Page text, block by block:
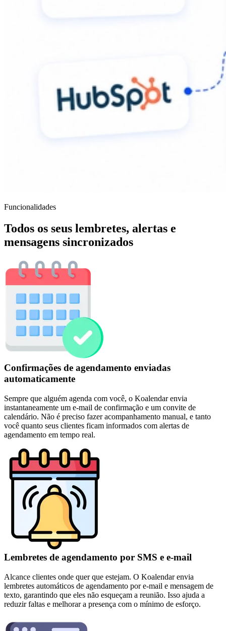
Funcionalidades
Todos os seus lembretes, alertas e
mensagens sincronizados
Confirmações de agendamento enviadas
automaticamente
Sempre que alguém agenda com você, o Koalendar envia
instantaneamente um e-mail de confirmação e um convite de
calendário. Não é preciso fazer acompanhamento manual, e tanto
você quanto seus clientes ficam informados com alertas de
agendamento em tempo real.
Lembretes de agendamento por SMS e e-mail
Alcance clientes onde quer que estejam. O Koalendar envia
lembretes automáticos de agendamento por e-mail e mensagem de
texto, garantindo que eles não esqueçam a reunião. Isso ajuda a
reduzir faltas e melhorar a presença com o mínimo de esforço.